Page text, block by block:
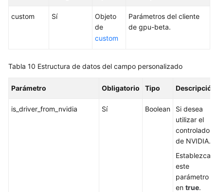
custom Sí
Objeto
de
custom
Parámetros del cliente
de gpu-beta.
Tabla 10 Estructura de datos del campo personalizado
Parámetro Obligatorio Tipo Descripción
is_driver_from_nvidia Sí Boolean
Si desea
utilizar el
controlador
de NVIDIA.
Establezca
este
parámetro
en true.